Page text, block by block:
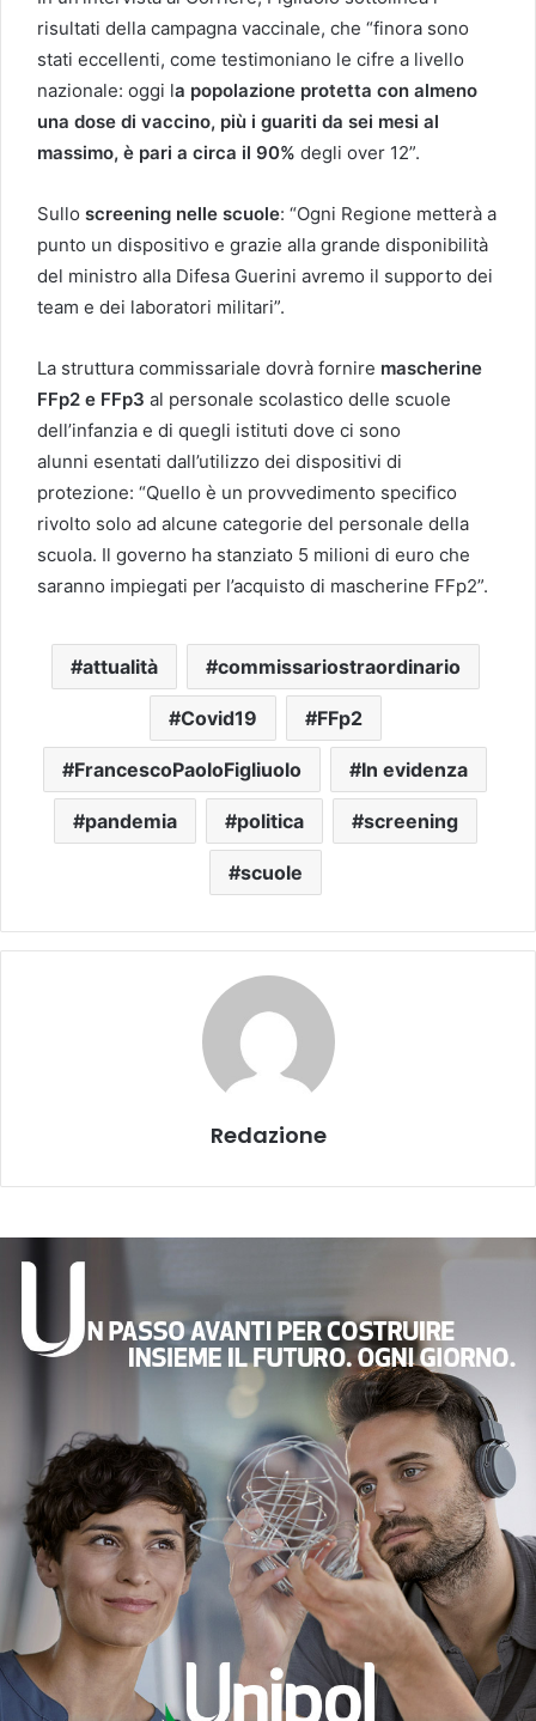
risultati della campagna vaccinale, che “finora sono
stati eccellenti, come testimoniano le cifre a livello
nazionale: oggi la popolazione protetta con almeno
una dose di vaccino, più i guariti da sei mesi al
massimo, è pari a circa il 90% degli over 12”.
Sullo screening nelle scuole: “Ogni Regione metterà a
punto un dispositivo e grazie alla grande disponibilità
del ministro alla Difesa Guerini avremo il supporto dei
team e dei laboratori militari”.
La struttura commissariale dovrà fornire mascherine
FFp2 e FFp3 al personale scolastico delle scuole
dell’infanzia e di quegli istituti dove ci sono
alunni esentati dall’utilizzo dei dispositivi di
protezione: “Quello è un provvedimento specifico
rivolto solo ad alcune categorie del personale della
scuola. Il governo ha stanziato 5 milioni di euro che
saranno impiegati per l’acquisto di mascherine FFp2”.
attualità commissariostraordinario
Covid19 FFp2
FrancescoPaoloFigliuolo In evidenza
pandemia politica screening
scuole
Redazione